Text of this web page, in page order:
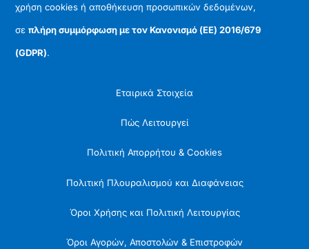
χρήση cookies ή αποθήκευση προσωπικών δεδομένων,
σεπλήρη συμμόρφωση με τον Κανονισμό (ΕΕ) 2016/679
(GDPR).
Εταιρικά Στοιχεία
Πώς Λειτουργεί
Πολιτική Απορρήτου & Cookies
Πολιτική Πλουραλισμού και Διαφάνειας
Όροι Χρήσης και Πολιτική Λειτουργίας
Όροι Αγορών, Αποστολών & Επιστροφών